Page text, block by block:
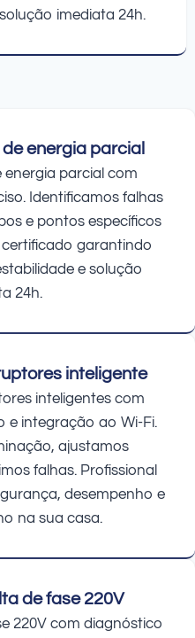
imediata 24h.
energia parcial
energia parcial com
Identificamos falhas
e pontos específicos
garantindo
e solução
24h.
inteligente
inteligentes com
e integração ao Wi-Fi.
ajustamos
falhas. Profissional
desempenho e
na sua casa.
de fase 220V
220V com diagnóstico